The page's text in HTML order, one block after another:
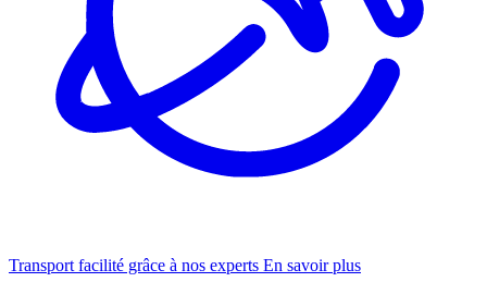
Transport facilité grâce à nos experts En savoir plus